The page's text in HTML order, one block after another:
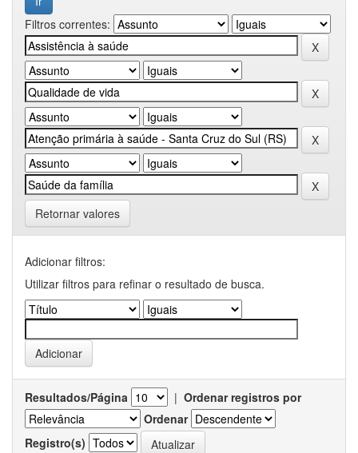
Filtros correntes:
Retornar valores
Adicionar filtros:
Utilizar filtros para refinar o resultado de busca.
Resultados/Página | Ordenar registros por
Ordenar
Registro(s)